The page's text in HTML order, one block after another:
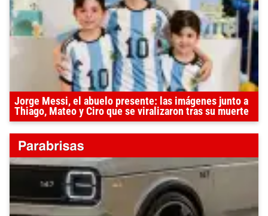
Jorge Messi, el abuelo presente: las imágenes junto a
Thiago, Mateo y Ciro que se viralizaron tras su muerte